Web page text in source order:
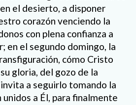
el desierto, a disponer
corazón venciendo la
con plena confianza a
en el segundo domingo, la
cómo Cristo
gloria, del gozo de la
a seguirlo tomando la
unidos a Él, para finalmente